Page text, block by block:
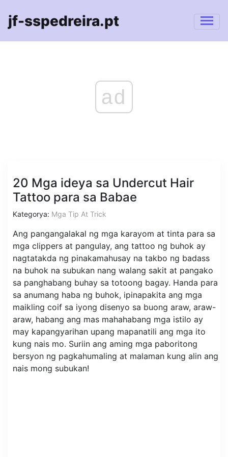
jf-sspedreira.pt
ad
20 Mga ideya sa Undercut Hair
Tattoo para sa Babae
Kategorya: Mga Tip At Trick
Ang pangangalakal ng mga karayom ​​at tinta para sa
mga clippers at pangulay, ang tattoo ng buhok ay
nagtatakda ng pinakamahusay na takbo ng badass
na buhok na subukan nang walang sakit at pangako
sa panghabang buhay sa totoong bagay. Handa para
sa anumang haba ng buhok, ipinapakita ang mga
maikling coif sa iyong disenyo sa buong araw, araw-
araw, habang ang mas mahahabang mga istilo ay
may kapangyarihan upang mapanatili ang mga ito
kung nais mo. Suriin ang aming mga paboritong
bersyon ng pagkahumaling at malaman kung alin ang
nais mong subukan!